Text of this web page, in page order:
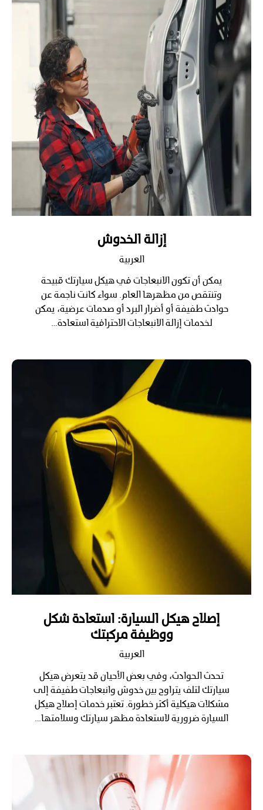
إزالة الخدوش
العربية
يمكن أن تكون الانبعاجات في هيكل سيارتك قبيحة
وتنتقص من مظهرها العام. سواء كانت ناجمة عن
حوادث طفيفة أو أضرار البرد أو صدمات عرضية، يمكن
لخدمات إزالة الانبعاجات الاحترافية استعادة…
إصلاح هيكل السيارة: استعادة شكل
ووظيفة مركبتك
العربية
تحدث الحوادث، وفي بعض الأحيان قد يتعرض هيكل
سيارتك لتلف يتراوح بين خدوش وانبعاجات طفيفة إلى
مشكلات هيكلية أكثر خطورة. تعتبر خدمات إصلاح هيكل
السيارة ضرورية لاستعادة مظهر سيارتك وسلامتها…